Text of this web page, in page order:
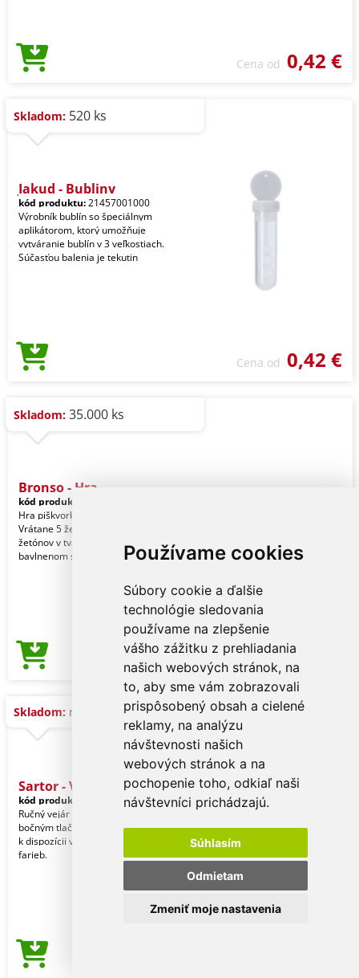
Používame cookies
Súbory cookie a ďalšie
technológie sledovania
používame na zlepšenie
vášho zážitku z prehliadania
našich webových stránok, na
to, aby sme vám zobrazovali
prispôsobený obsah a cielené
reklamy, na analýzu
návštevnosti našich
webových stránok a na
pochopenie toho, odkiaľ naši
návštevníci prichádzajú.
Súhlasím
Odmietam
Zmeniť moje nastavenia
Cena od 0,42 €
Skladom: 520 ks
Jakud - Bubliny
kód produktu:21457001000
Výrobník bublín so špeciálnym
aplikátorom, ktorý umožňuje
vytváranie bublín v 3 veľkostiach.
Súčasťou balenia je tekutin
Cena od 0,42 €
Skladom: 35.000 ks
Bronso - Hra
kód produktu:
Hra piškvorky z prírodného korku.
Vrátane 5 žetónov v tvare stromu a 5
žetónov v tvare hviezdy. Dodávané v
bavlnenom sáč
Cena od0,97 €
Skladom: na dopyt
Sartor - Ventilátor
kód produktu:
21226019000
Ručný vejár z odolného ABS plastu. S
bočným tlačidlom zapnutia/vypnutia a
k dispozícii v širokej škále žiarivých
farieb.